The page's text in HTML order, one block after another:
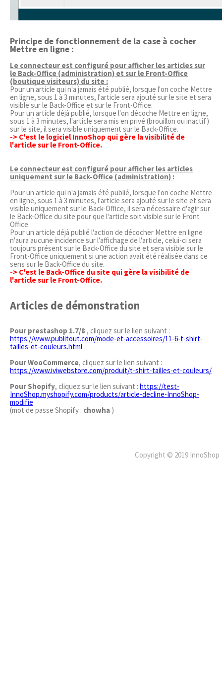
Principe de fonctionnement de la case à cocher
Mettre en ligne :
Le connecteur est configuré pour afficher les articles sur
le Back-Office (administration) et sur le Front-Office
(boutique visiteurs) du site :
Pour un article qui n'a jamais été publié, lorsque l'on coche Mettre
en ligne, sous 1 à 3 minutes, l'article sera ajouté sur le site et sera
visible sur le Back-Office et sur le Front-Office.
Pour un article déjà publié, lorsque l'on décoche Mettre en ligne,
sous 1 à 3 minutes, l'article sera mis en privé (brouillon ou inactif)
sur le site, il sera visible uniquement sur le Back-Office.
-> C'est le logiciel InnoShop qui gère la visibilité de
l'article sur le Front-Office.
Le connecteur est configuré pour afficher les articles
uniquement sur le Back-Office (administration) :
Pour un article qui n'a jamais été publié, lorsque l'on coche Mettre
en ligne, sous 1 à 3 minutes, l'article sera ajouté sur le site et sera
visible uniquement sur le Back-Office, il sera nécessaire d'agir sur
le Back-Office du site pour que l'article soit visible sur le Front
Office.
Pour un article déjà publié l'action de décocher Mettre en ligne
n'aura aucune incidence sur l'affichage de l'article, celui-ci sera
toujours présent sur le Back-Office du site et sera visible sur le
Front-Office uniquement si une action avait été réalisée dans ce
sens sur le Back-Office du site.
-> C'est le Back-Office du site qui gère la visibilité de
l'article sur le Front-Office.
Articles de démonstration
Pour prestashop 1.7/8 , cliquez sur le lien suivant :
https://www.publitout.com/mode-et-accessoires/11-6-t-shirt-
tailles-et-couleurs.html
Pour WooCommerce, cliquez sur le lien suivant :
https://www.iviwebstore.com/produit/t-shirt-tailles-et-couleurs/
Pour Shopify, cliquez sur le lien suivant : https://test-
InnoShop.myshopify.com/products/article-decline-InnoShop-
modifie
(mot de passe Shopify : chowha )
Copyright © 2019 InnoShop